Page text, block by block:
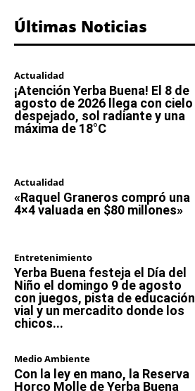
Últimas Noticias
Actualidad
¡Atención Yerba Buena! El 8 de
agosto de 2026 llega con cielo
despejado, sol radiante y una
máxima de 18°C
Actualidad
«Raquel Graneros compró una
4×4 valuada en $80 millones»
Entretenimiento
Yerba Buena festeja el Día del
Niño el domingo 9 de agosto
con juegos, pista de educación
vial y un mercadito donde los
chicos...
Medio Ambiente
Con la ley en mano, la Reserva
Horco Molle de Yerba Buena